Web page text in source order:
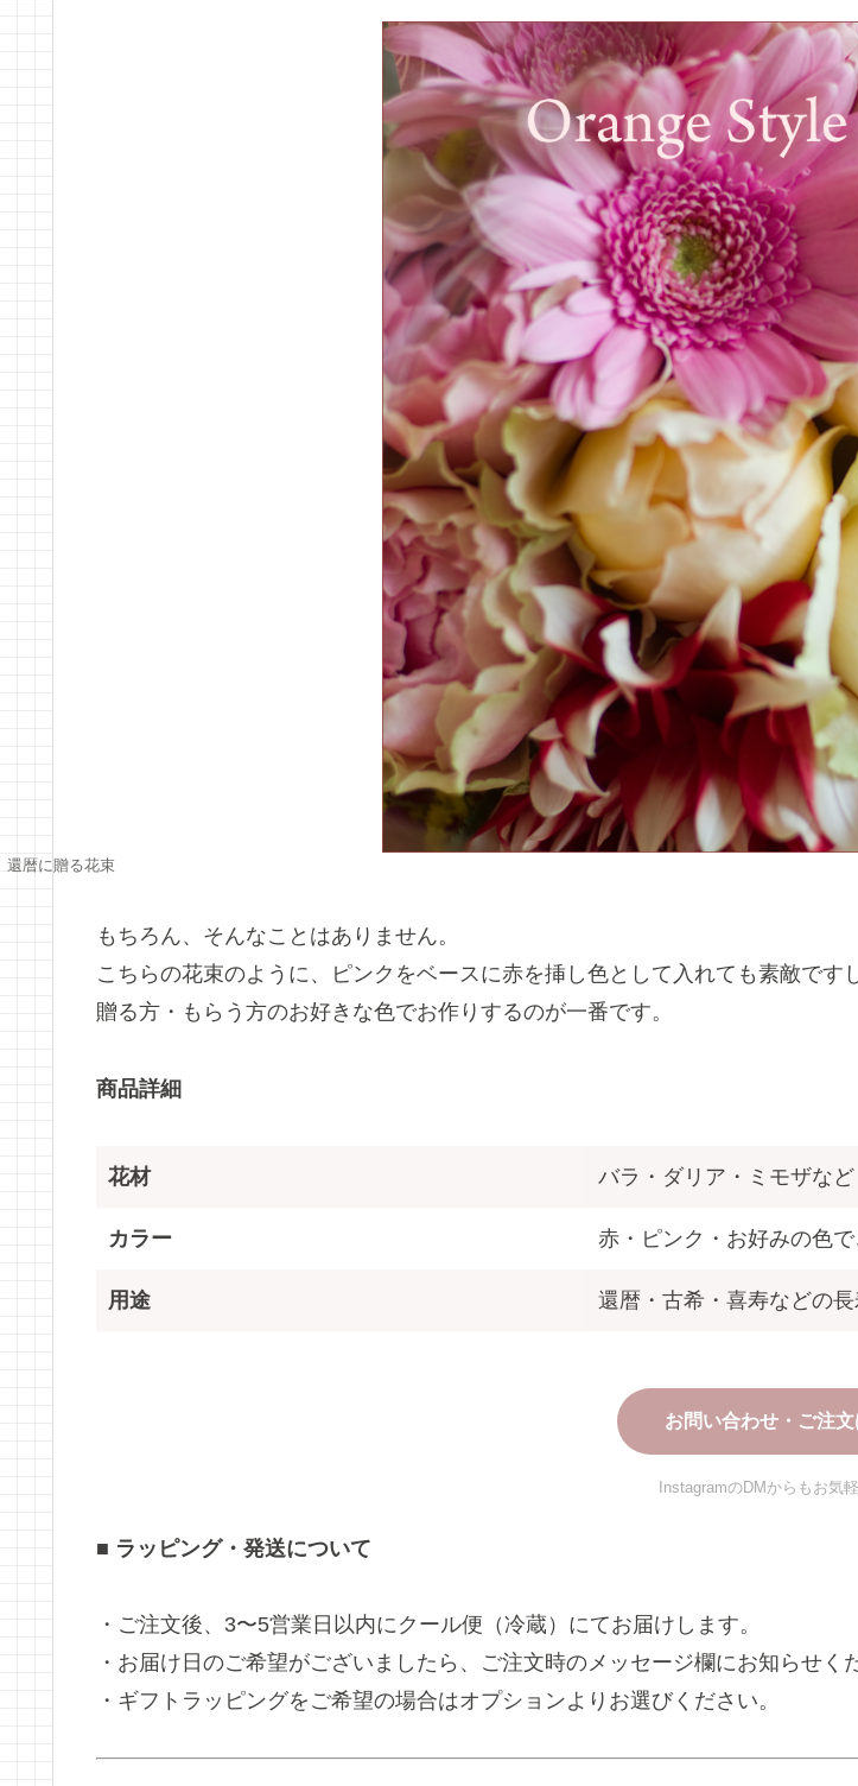
還暦に贈る花束
もちろん、そんなことはありません。
こちらの花束のように、ピンクをベースに赤を挿し色として入れても素敵ですし
贈る方・もらう方のお好きな色でお作りするのが一番です。
商品詳細
花材 バラ・ダリア・ミモザなど
カラー 赤・ピンク・お好みの色
用途 還暦・古希・喜寿などの
お問い合わせ・ご注文
InstagramのDMからもお気
■ ラッピング・発送について
・ご注文後、3〜5営業日以内にクール便（冷蔵）にてお届けします。
・お届け日のご希望がございましたら、ご注文時のメッセージ欄にお知らせく
・ギフトラッピングをご希望の場合はオプションよりお選びください。